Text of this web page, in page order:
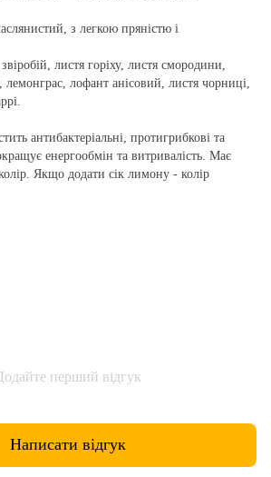
з легкою прянiстю i
листя горіху, листя смородини,
лофант анiсовий, листя чорниці,
антибактерiальнi, протигрибковi та
енергообмiн та витривалiсть. Має
Якщо додати сік лимону - колiр
перший відгук
Написати відгук